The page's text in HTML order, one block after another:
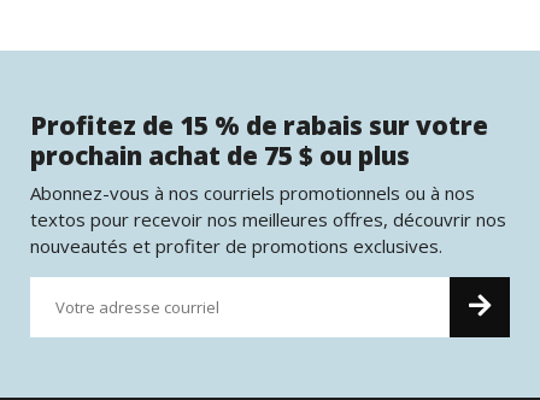
Profitez de 15 % de rabais sur votre
prochain achat de 75 $ ou plus
Abonnez-vous à nos courriels promotionnels ou à nos
textos pour recevoir nos meilleures offres, découvrir nos
nouveautés et profiter de promotions exclusives.